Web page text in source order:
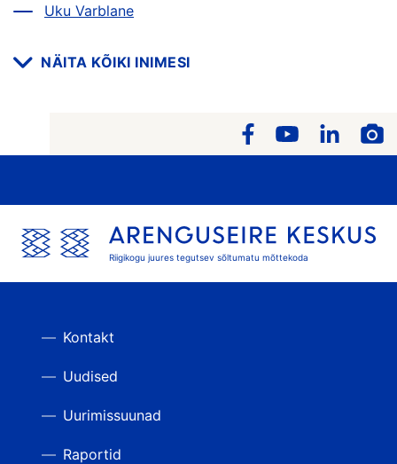
Uku Varblane
NÄITA KÕIKI INIMESI
Riigikogu juures tegutsev sõltumatu mõttekoda
Kontakt
Uudised
Uurimissuunad
Raportid